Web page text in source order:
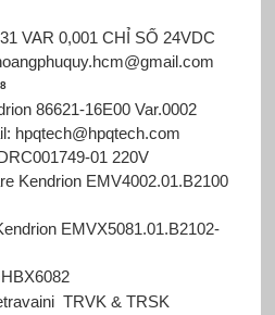
VAR 0,001 CHỈ SỐ 24VDC
86621-16E00 Var.0002
hpqtech@hpqtech.com
01 220V
Kendrion EMV4002.01.B2100
EMVX5081.01.B2102-
TRVK & TRSK